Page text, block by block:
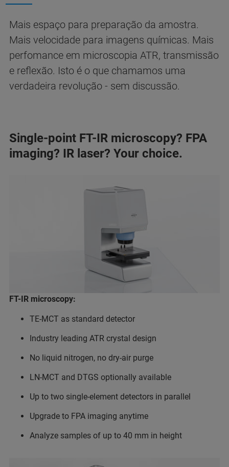
Mais espaço para preparação da amostra.
Mais velocidade para imagens químicas. Mais
perfomance em microscopia ATR, transmissão
e reflexão. Isto é o que chamamos uma
verdadeira revolução - sem discussão.
Single-point FT-IR microscopy? FPA
imaging? IR laser? Your choice.
FT-IR microscopy:
TE-MCT as standard detector
Industry leading ATR crystal design
No liquid nitrogen, no dry-air purge
LN-MCT and DTGS optionally available
Up to two single-element detectors in parallel
Upgrade to FPA imaging anytime
Analyze samples of up to 40 mm in height